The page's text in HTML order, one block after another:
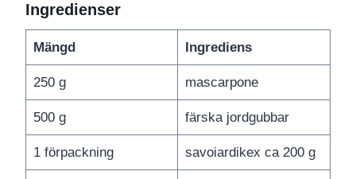
Ingredienser
Mängd Ingrediens
250 g mascarpone
500 g färska jordgubbar
1 förpackning savoiardikex ca 200 g